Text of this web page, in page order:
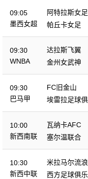
09:05
墨西女超
阿特拉斯女足
帕丘卡女足
09:30
WNBA
达拉斯飞翼
金州女武神
09:30
巴马甲
FC旧金山
埃雷拉足球
10:00
新西南联
瓦纳卡AFC
塞尔温联合
10:30
新西中联
米拉马尔流
西方足球俱